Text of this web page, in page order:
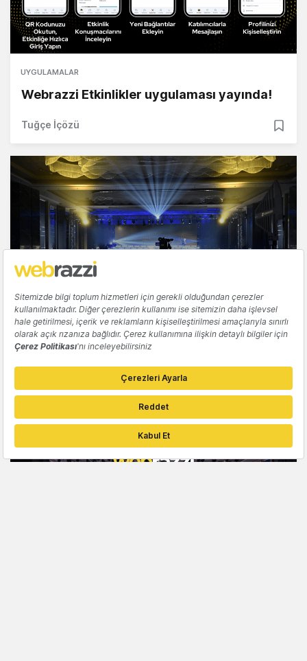
UYGULAMALAR
Webrazzi Etkinlikler uygulaması yayında!
Tuğçe İçözü
ETKINLIKLER